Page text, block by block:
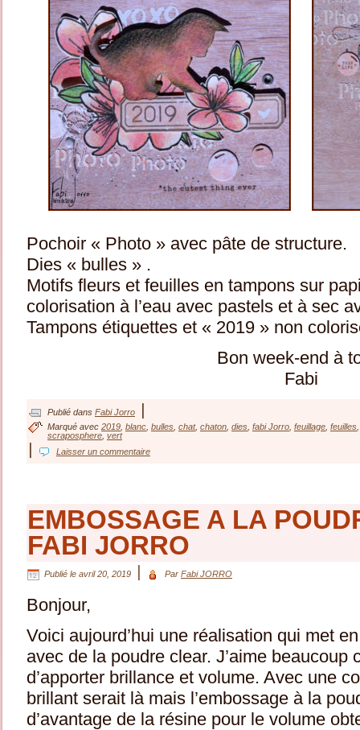
Pochoir « Photo » avec pâte de structure.
Dies « bulles » .
Motifs fleurs et feuilles en tampons sur
colorisation à l’eau avec pastels et à sec
Tampons étiquettes et « 2019 » non
Bon week-end à
Fabi
Publié dans Fabi Jorro
Marqué avec 2019 blanc bulles chat, chaton dies fabi Jorro feuillage feuilles
scraposphere vert
Laisser un commentaire
EMBOSSAGE A LA
FABI JORRO
Publié le avril 20, 2019 Par Fabi JORRO
Bonjour,
Voici aujourd’hui une réalisation qui met
avec de la poudre clear. J’aime beaucoup
d’apporter brillance et volume. Avec une
brillant serait là mais l’embossage à la
d’avantage de la résine pour le volume